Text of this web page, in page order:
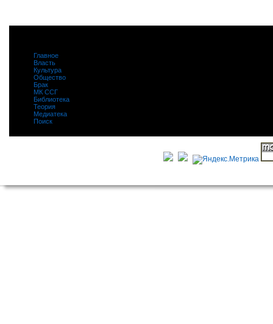
Главное
Власть
Культура
Общество
Брак
МК ССГ
Библиотека
Теория
Медиатека
Поиск